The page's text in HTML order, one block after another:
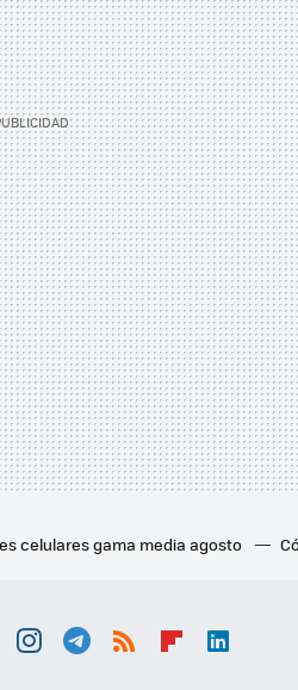
celulares gama media agosto